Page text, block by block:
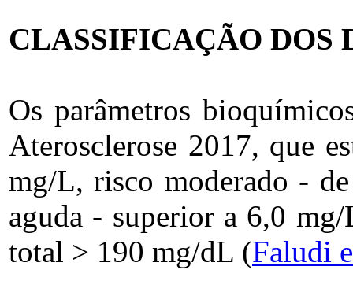
CLASSIFICAÇÃO DOS
Os parâmetros
Aterosclerose 2017, que
mg/L, risco moderado -
aguda - superior a 6,0
total > 190 mg/dL (Faludi